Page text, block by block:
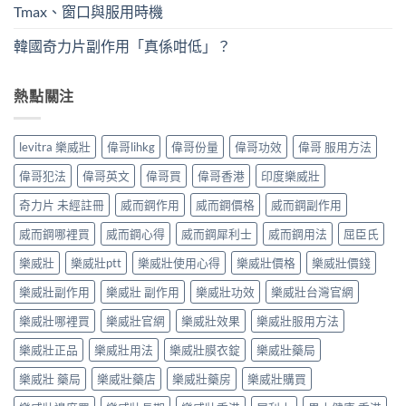
Tmax、窗口與服用時機
韓國奇力片副作用「真係咁低」？
熱點關注
levitra 樂威壯 偉哥lihkg 偉哥份量 偉哥功效
偉哥 服用方法
偉哥犯法
偉哥英文 偉哥買 偉哥香港
印度樂威壯
奇力片 未經註冊
威而鋼作用 威而鋼價格
威而鋼副作用
威而鋼哪裡買
威而鋼心得 威而鋼犀利士 威而鋼用法
屈臣氏
樂威壯
樂威壯ptt 樂威壯使用心得 樂威壯價格
樂威壯價錢
樂威壯副作用
樂威壯 副作用 樂威壯功效
樂威壯台灣官網
樂威壯哪裡買
樂威壯官網 樂威壯效果
樂威壯服用方法
樂威壯正品
樂威壯用法 樂威壯膜衣錠
樂威壯藥局
樂威壯 藥局
樂威壯藥店 樂威壯藥房
樂威壯購買